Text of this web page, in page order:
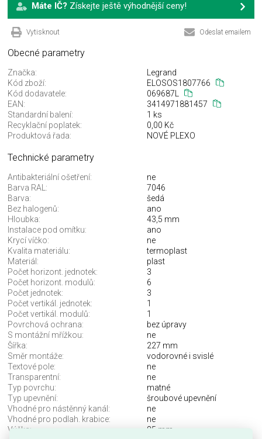
Máte IČ? Získejte ještě výhodnější ceny!
Vytisknout Odeslat emailem
Obecné parametry
Značka:
Legrand
Kód zboží:
ELOSOS1807766
Kód dodavatele:
069687L
EAN:
3414971881457
Standardní balení:
1 ks
Recyklační poplatek:
0,00 Kč
Produktová řada:
NOVÉ PLEXO
Technické parametry
Antibakteriální ošetření:
ne
Barva RAL:
7046
Barva:
šedá
Bez halogenů:
ano
Hloubka:
43,5 mm
Instalace pod omítku:
ano
Krycí víčko:
ne
Kvalita materiálu:
termoplast
Materiál:
plast
Počet horizont. jednotek:
3
Počet horizont. modulů:
6
Počet jednotek:
3
Počet vertikál. jednotek:
1
Počet vertikál. modulů:
1
Povrchová ochrana:
bez úpravy
S montážní mřížkou:
ne
Šířka:
227 mm
Směr montáže:
vodorovné i svislé
Textové pole:
ne
Transparentní:
ne
Typ povrchu:
matné
Typ upevnění:
šroubové upevnění
Vhodné pro nástěnný kanál:
ne
Vhodné pro podlah. krabice:
ne
Výška:
85 mm